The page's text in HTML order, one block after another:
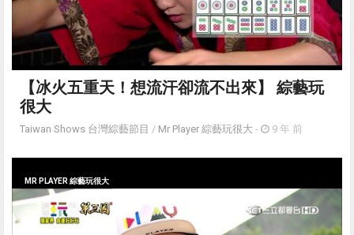
【冰火五重天！想流汗卻流不出來】 綜藝玩
很大
Taiwan Shows 台灣綜藝節目 / Mr Player 綜藝玩很大 - 9 年 前
MR PLAYER 綜藝玩很大